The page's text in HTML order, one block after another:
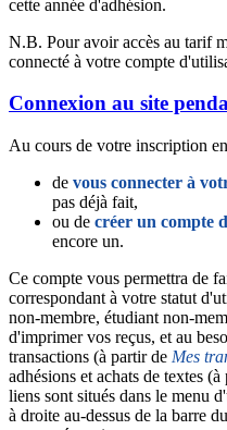
cette année d'adhésion.
N.B. Pour avoir accès au tarif
connecté à votre compte
Connexion au site
Au cours de votre inscription
de vous connecter à
pas déjà fait,
ou de créer un compte
encore un.
Ce compte vous permettra de
correspondant à votre statut
non-membre, étudiant non-
d'imprimer vos reçus, et au
transactions (à partir de Mes
adhésions et achats de textes (à
liens sont situés dans le menu
à droite au-dessus de la barre